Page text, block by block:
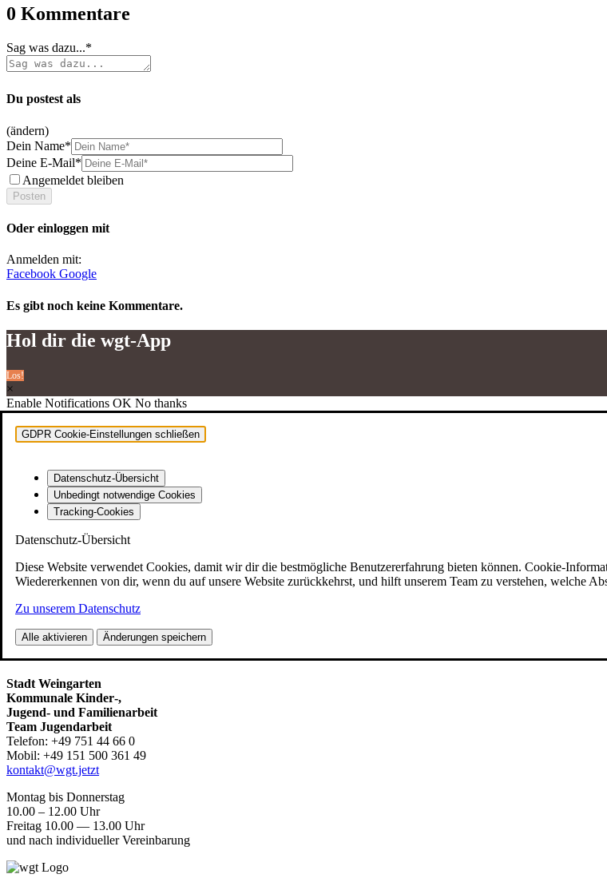
0 Kommentare
Sag was dazu...*
Du postest als
(ändern)
Dein Name*
Deine E-Mail*
Angemeldet bleiben
Oder einloggen mit
Anmelden mit:
Facebook Google
Es gibt noch keine Kommentare.
Hol dir die wgt-App
Los!
×
Enable Notifications OK No thanks
GDPR Cookie-Einstellungen schließen
Datenschutz-Übersicht
Unbedingt notwendige Cookies
Tracking-Cookies
Datenschutz-Übersicht
Diese Website verwendet Cookies, damit wir dir die bestmögliche Benutzererfahrung bieten können. Cookie-
Wiedererkennen von dir, wenn du auf unsere Website zurückkehrst, und hilft unserem Team zu verstehen, welche
Zu unserem Datenschutz
Alle aktivieren Änderungen speichern
Kon­takt & Feedback
Impres­sum
Spin­Zi­ne
Jugend­li­che und jun­ge Erwachsene
Öff­nungs­zei­ten, Ange­bo­te, Pro­jek­te, Aktio­nen, Veranstaltungen
Jugend­ge­mein­de­rat
Stadt Wein­gar­ten
Kom­mu­na­le Kinder‑,
Jugend- und Familienarbeit
Team Jugendarbeit
Tele­fon: +49 751 44 66 0
Mobil: +49 151 500 361 49
kontakt@wgt.jetzt
Mon­tag bis Donnerstag
10.00 – 12.00 Uhr
Frei­tag 10.00 — 13.00 Uhr
und nach indi­vi­du­el­ler Vereinbarung